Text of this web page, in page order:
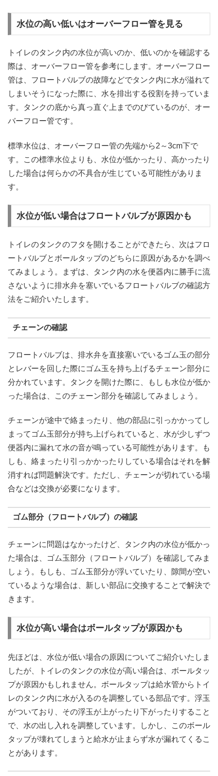
水位の高い低いはオーバーフロー管を見る
トイレのタンク内の水位が高いのか、低いのかを確認する
際は、オーバーフロー管を参考にします。オーバーフロー
管は、フロートバルブの故障などでタンク内に水が溢れて
しまいそうになった際に、水を排出する役割を持っていま
す。タンクの底から真っ直ぐ上までのびているのが、オー
バーフロー管です。
標準水位は、オーバーフロー管の先端から2～3cm下で
す。この標準水位よりも、水位が低かったり、高かったり
した場合は何らかの不具合が生じている可能性がありま
す。
水位が低い場合はフロートバルブが原因かも
トイレのタンクのフタを開けることができたら、次はフロ
ートバルブとボールタップのどちらに原因があるかを調べ
てみましょう。まずは、タンク内の水を便器内に勝手に流
さないように排水弁を塞いでいるフロートバルブの確認方
法をご紹介いたします。
チェーンの確認
フロートバルブは、排水弁を直接塞いでいるゴム玉の部分
とレバーを回した際にゴム玉を持ち上げるチェーン部分に
分かれています。タンクを開けた際に、もしも水位が低か
った場合は、このチェーン部分を確認してみましょう。
チェーンが途中で絡まったり、他の部品に引っかかってし
まってゴム玉部分が持ち上げられていると、水が少しずつ
便器内に漏れて水の音が鳴っている可能性があります。も
しも、絡まったり引っかかったりしている場合はそれを解
消すれば問題解決です。ただし、チェーンが切れている場
合などは交換が必要になります。
ゴム部分（フロートバルブ）の確認
チェーンに問題はなかったけど、タンク内の水位が低かっ
た場合は、ゴム玉部分（フロートバルブ）を確認してみま
しょう。もしも、ゴム玉部分が浮いていたり、隙間が空い
ているような場合は、新しい部品に交換することで解決で
きます。
水位が高い場合はボールタップが原因かも
先ほどは、水位が低い場合の原因についてご紹介いたしま
したが、トイレのタンクの水位が高い場合は、ボールタッ
プが原因かもしれません。ボールタップは給水管からトイ
レのタンク内に水が入るのを調整している部品です。浮玉
がついており、その浮玉が上がったり下がったりすること
で、水の出し入れを調整しています。しかし、このボール
タップが壊れてしまうと給水が止まらず水が漏れてくるこ
とがあります。